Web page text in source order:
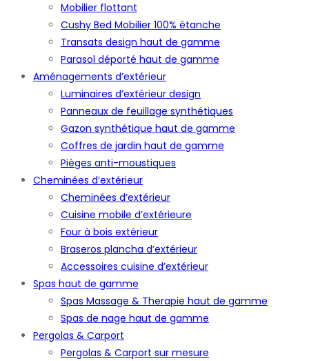
Mobilier flottant
Cushy Bed Mobilier 100% étanche
Transats design haut de gamme
Parasol déporté haut de gamme
Aménagements d’extérieur
Luminaires d’extérieur design
Panneaux de feuillage synthétiques
Gazon synthétique haut de gamme
Coffres de jardin haut de gamme
Pièges anti-moustiques
Cheminées d’extérieur
Cheminées d’extérieur
Cuisine mobile d’extérieure
Four à bois extérieur
Braseros plancha d’extérieur
Accessoires cuisine d’extérieur
Spas haut de gamme
Spas Massage & Therapie haut de gamme
Spas de nage haut de gamme
Pergolas & Carport
Pergolas & Carport sur mesure